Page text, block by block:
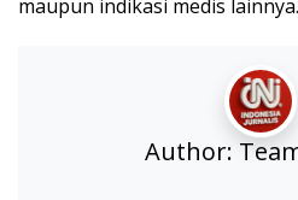
maupun indikasi medis
Author: